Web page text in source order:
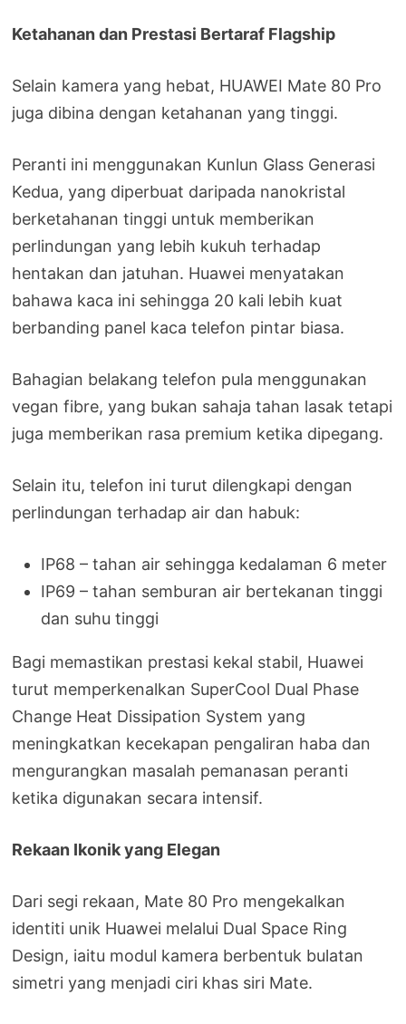
Ketahanan dan Prestasi Bertaraf Flagship
Selain kamera yang hebat, HUAWEI Mate 80 Pro
juga dibina dengan ketahanan yang tinggi.
Peranti ini menggunakan Kunlun Glass Generasi
Kedua, yang diperbuat daripada nanokristal
berketahanan tinggi untuk memberikan
perlindungan yang lebih kukuh terhadap
hentakan dan jatuhan. Huawei menyatakan
bahawa kaca ini sehingga 20 kali lebih kuat
berbanding panel kaca telefon pintar biasa.
Bahagian belakang telefon pula menggunakan
vegan fibre, yang bukan sahaja tahan lasak tetapi
juga memberikan rasa premium ketika dipegang.
Selain itu, telefon ini turut dilengkapi dengan
perlindungan terhadap air dan habuk:
IP68 – tahan air sehingga kedalaman 6 meter
IP69 – tahan semburan air bertekanan tinggi
dan suhu tinggi
Bagi memastikan prestasi kekal stabil, Huawei
turut memperkenalkan SuperCool Dual Phase
Change Heat Dissipation System yang
meningkatkan kecekapan pengaliran haba dan
mengurangkan masalah pemanasan peranti
ketika digunakan secara intensif.
Rekaan Ikonik yang Elegan
Dari segi rekaan, Mate 80 Pro mengekalkan
identiti unik Huawei melalui Dual Space Ring
Design, iaitu modul kamera berbentuk bulatan
simetri yang menjadi ciri khas siri Mate.